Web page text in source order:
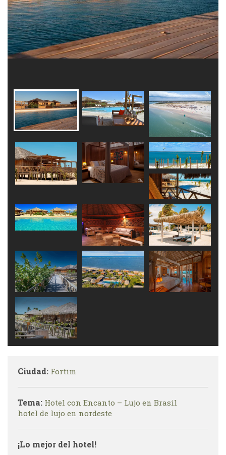
Ciudad: Fortim
Tema: Hotel con Encanto – Lujo en Brasil
hotel de lujo en nordeste
¡Lo mejor del hotel!